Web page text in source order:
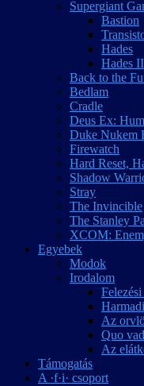
Supergiant
Bastion
Hades
Hades II
Back to the
Bedlam
Cradle
Deus Ex:
Duke Nukem
Firewatch
Hard Reset,
Shadow
Stray
The Invincible
The Stanley
XCOM:
Egyebek
Modok
Irodalom
Az
Quo
Az
Támogatás
A ·f·i· csoport